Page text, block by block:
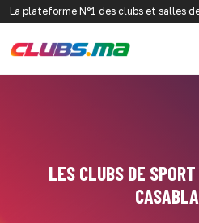
La plateforme N°1 des clubs et salles
LES CLUBS DE